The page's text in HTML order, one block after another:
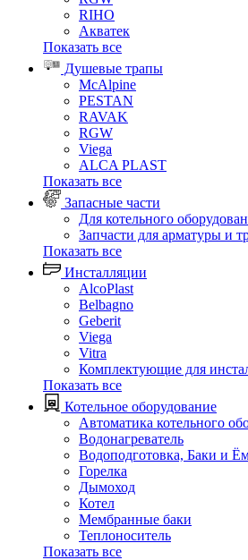
RIHO
Акватек
Показать все
Душевые трапы
McAlpine
PESTAN
RAVAK
RGW
Viega
АLCA PLAST
Показать все
Запасные части
Для котельного
Запчасти для арматуры и
Показать все
Инсталляции
AlcoPlast
Belbagno
Geberit
Viega
Vitra
Комплектующие для
Показать все
Котельное оборудование
Автоматика котельного
Водонагреватель
Водоподготовка, Баки и
Горелка
Дымоход
Котел
Мембранные баки
Теплоноситель
Показать все